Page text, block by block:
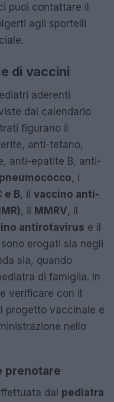
puoi contattare il
agli sportelli
di vaccini
aderenti
dal calendario
figurano il
anti-tetano,
anti-epatite B, anti-
, i
e B, il vaccino anti-
, il MMRV, il
antirotavirus e il
erogati sia negli
sia, quando
di famiglia. In
verificare con il
progetto vaccinale e
nello
prenotare
dal pediatra